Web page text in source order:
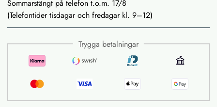
Sommarstängt på telefon t.o.m. 17/8
(Telefontider tisdagar och fredagar kl. 9–12)
Trygga betalningar